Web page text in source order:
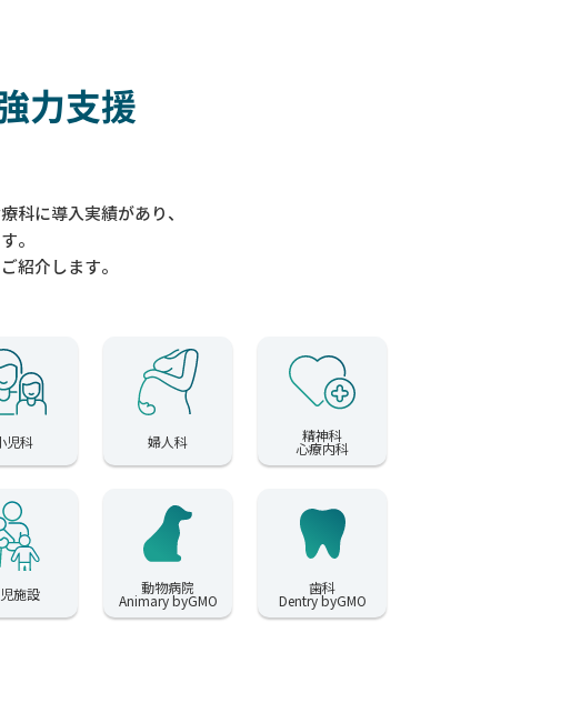
力支援
科に導入実績があり、
。
紹介します。
児科 婦人科 精神科
心療内科
施設 動物病院
Animary byGMO
歯科
Dentry byGMO